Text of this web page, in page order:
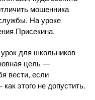
мошенника
На уроке
Присекина.
для школьников
цель —
вести, если
этого не допустить.